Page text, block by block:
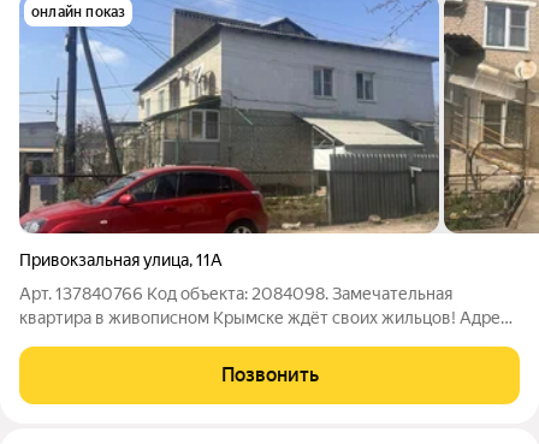
онлайн показ
Привокзальная улица,11А
Арт. 137840766 Код объекта: 2084098. Замечательная
квартира в живописном Крымске ждёт своих жильцов! Адрес:
11А. Описание: Расположение: квартира расположена на
первом этаже двухэтажного дома.
Позвонить